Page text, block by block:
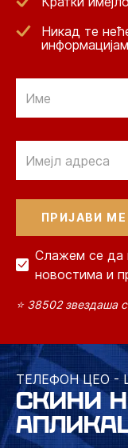
Никад те
Слажем се да
новостима и
⭐ 38502 звездаша
ТЕЛЕФОН ЦЕО -
СКИНИ